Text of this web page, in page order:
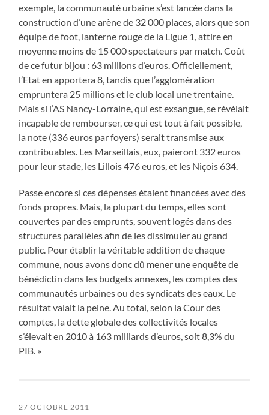
exemple, la communauté urbaine s’est lancée dans la
construction d’une arène de 32 000 places, alors que son
équipe de foot, lanterne rouge de la Ligue 1, attire en
moyenne moins de 15 000 spectateurs par match. Coût
de ce futur bijou : 63 millions d’euros. Officiellement,
l’Etat en apportera 8, tandis que l’agglomération
empruntera 25 millions et le club local une trentaine.
Mais si l’AS Nancy-Lorraine, qui est exsangue, se révélait
incapable de rembourser, ce qui est tout à fait possible,
la note (336 euros par foyers) serait transmise aux
contribuables. Les Marseillais, eux, paieront 332 euros
pour leur stade, les Lillois 476 euros, et les Niçois 634.
Passe encore si ces dépenses étaient financées avec des
fonds propres. Mais, la plupart du temps, elles sont
couvertes par des emprunts, souvent logés dans des
structures parallèles afin de les dissimuler au grand
public. Pour établir la véritable addition de chaque
commune, nous avons donc dû mener une enquête de
bénédictin dans les budgets annexes, les comptes des
communautés urbaines ou des syndicats des eaux. Le
résultat valait la peine. Au total, selon la Cour des
comptes, la dette globale des collectivités locales
s’élevait en 2010 à 163 milliards d’euros, soit 8,3% du
PIB. »
27 OCTOBRE 2011